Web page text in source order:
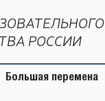
РОССИИ
Большая перемена